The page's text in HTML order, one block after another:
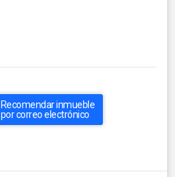
Recomendar inmueble
por correo electrónico